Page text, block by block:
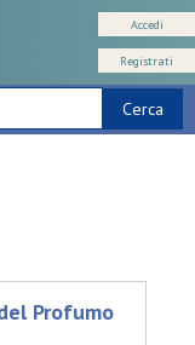
Cerca
Accedi
Registrati
Profumo